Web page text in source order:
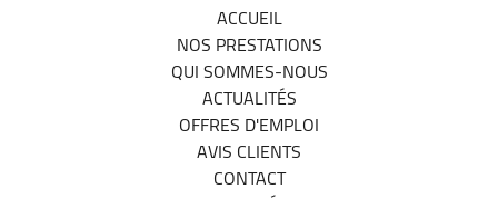
ACCUEIL
NOS PRESTATIONS
QUI SOMMES-NOUS
ACTUALITÉS
OFFRES D'EMPLOI
AVIS CLIENTS
CONTACT